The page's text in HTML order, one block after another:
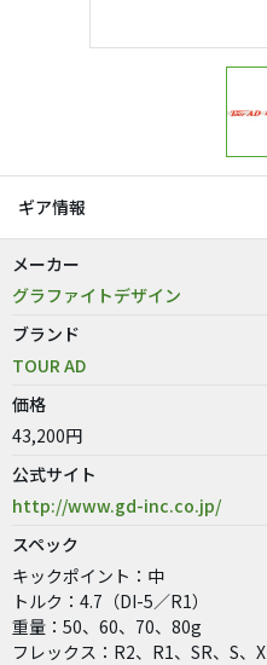
ギア情報
メーカー
グラファイトデザイン
ブランド
TOUR AD
価格
43,200円
公式サイト
http://www.gd-inc.co.jp/
スペック
キックポイント：中
トルク：4.7（DI-5／R1）
重量：50、60、70、80g
フレックス：R2、R1、SR、S、X